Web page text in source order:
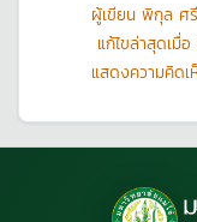
ผู้เขียน พิกุล ศ
แก้ไขล่าสุดเมื่อ
แสดงความคิดเ